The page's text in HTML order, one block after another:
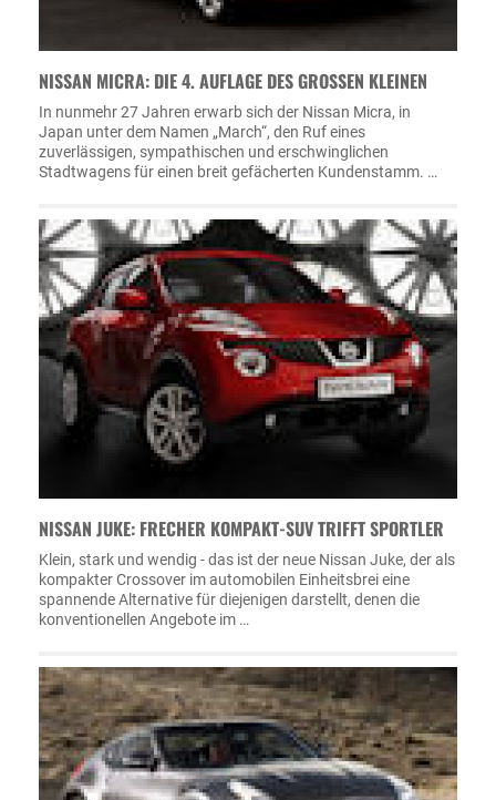
NISSAN MICRA: DIE 4. AUFLAGE DES GROSSEN KLEINEN
In nunmehr 27 Jahren erwarb sich der Nissan Micra, in
Japan unter dem Namen „March“, den Ruf eines
zuverlässigen, sympathischen und erschwinglichen
Stadtwagens für einen breit gefächerten Kundenstamm. …
NISSAN JUKE: FRECHER KOMPAKT-SUV TRIFFT SPORTLER
Klein, stark und wendig - das ist der neue Nissan Juke, der als
kompakter Crossover im automobilen Einheitsbrei eine
spannende Alternative für diejenigen darstellt, denen die
konventionellen Angebote im …